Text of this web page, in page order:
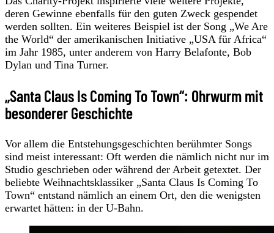
deren Gewinne ebenfalls für den guten Zweck gespendet
werden sollten. Ein weiteres Beispiel ist der Song „We Are
the World“ der amerikanischen Initiative „USA für Africa“
im Jahr 1985, unter anderem von Harry Belafonte, Bob
Dylan und Tina Turner.
„Santa Claus Is Coming To Town“: Ohrwurm mit
besonderer Geschichte
Vor allem die Entstehungsgeschichten berühmter Songs
sind meist interessant: Oft werden die nämlich nicht nur im
Studio geschrieben oder während der Arbeit getextet. Der
beliebte Weihnachtsklassiker „Santa Claus Is Coming To
Town“ entstand nämlich an einem Ort, den die wenigsten
erwartet hätten: in der U-Bahn.